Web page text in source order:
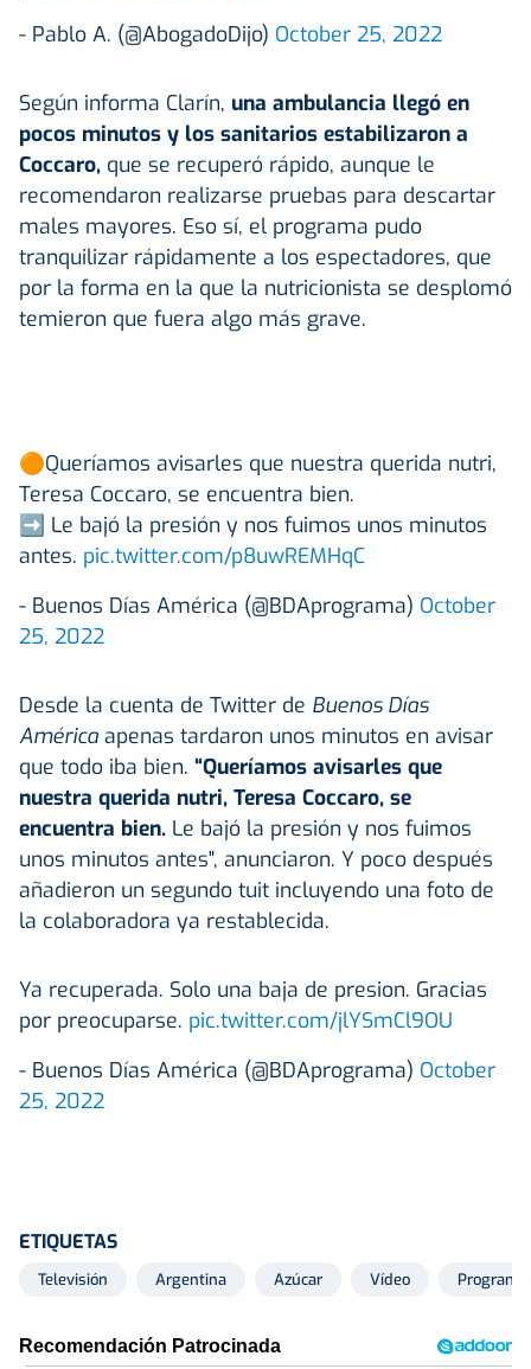
- Pablo A. (@AbogadoDijo) October 25, 2022
Según informa Clarín, una ambulancia llegó en
pocos minutos y los sanitarios estabilizaron a
Coccaro, que se recuperó rápido, aunque le
recomendaron realizarse pruebas para descartar
males mayores. Eso sí, el programa pudo
tranquilizar rápidamente a los espectadores, que
por la forma en la que la nutricionista se desplomó
temieron que fuera algo más grave.
🟠Queríamos avisarles que nuestra querida nutri,
Teresa Coccaro, se encuentra bien.
➡️ Le bajó la presión y nos fuimos unos minutos
antes. pic.twitter.com/p8uwREMHqC
- Buenos Días América (@BDAprograma) October
25, 2022
Desde la cuenta de Twitter de Buenos Días
América apenas tardaron unos minutos en avisar
que todo iba bien. “Queríamos avisarles que
nuestra querida nutri, Teresa Coccaro, se
encuentra bien. Le bajó la presión y nos fuimos
unos minutos antes", anunciaron. Y poco después
añadieron un segundo tuit incluyendo una foto de
la colaboradora ya restablecida.
Ya recuperada. Solo una baja de presion. Gracias
por preocuparse. pic.twitter.com/jlYSmCl9OU
- Buenos Días América (@BDAprograma) October
25, 2022
ETIQUETAS
Televisión Argentina Azúcar Vídeo Programa